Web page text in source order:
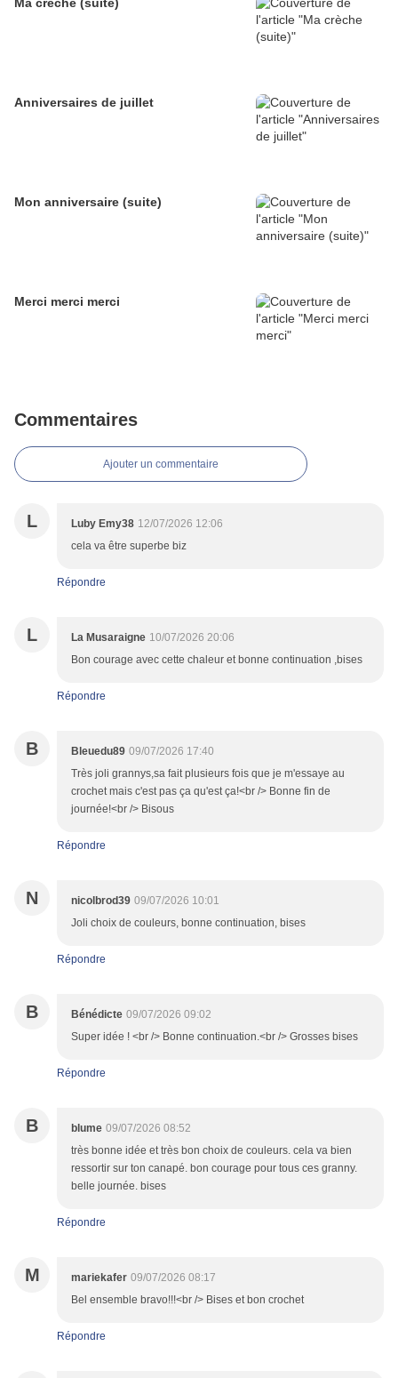
Anniversaires de juillet
Mon anniversaire (suite)
Merci merci merci
Commentaires
Ajouter un commentaire
L Luby Emy38 12/07/2026 12:06
cela va être superbe biz
Répondre
L La Musaraigne 10/07/2026 20:06
Bon courage avec cette chaleur et bonne continuation ,bises
Répondre
B Bleuedu89 09/07/2026 17:40
Très joli grannys,sa fait plusieurs fois que je m'essaye au
crochet mais c'est pas ça qu'est ça!<br /> Bonne fin de
journée!<br /> Bisous
Répondre
N nicolbrod39 09/07/2026 10:01
Joli choix de couleurs, bonne continuation, bises
Répondre
B Bénédicte 09/07/2026 09:02
Super idée ! <br /> Bonne continuation.<br /> Grosses bises
Répondre
B blume 09/07/2026 08:52
très bonne idée et très bon choix de couleurs. cela va bien
ressortir sur ton canapé. bon courage pour tous ces granny.
belle journée. bises
Répondre
M mariekafer 09/07/2026 08:17
Bel ensemble bravo!!!<br /> Bises et bon crochet
Répondre